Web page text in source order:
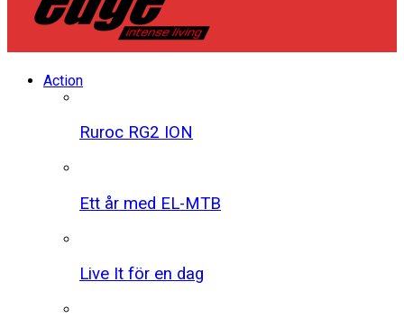
Action
Ruroc RG2 ION
Ett år med EL-MTB
Live It för en dag